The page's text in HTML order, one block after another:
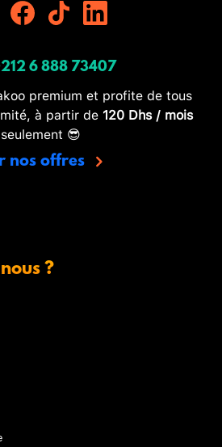
6 888 73407
premium et profite de tous
à partir de 120 Dhs / mois
seulement 😎
nos offres
?